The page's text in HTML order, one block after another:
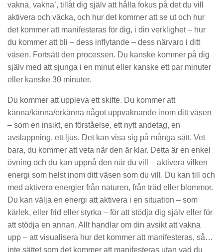
vakna, vakna’, tillåt dig själv att hålla fokus på det du vill
aktivera och väcka, och hur det kommer att se ut och hur
det kommer att manifesteras för dig, i din verklighet – hur
du kommer att bli – dess inflytande – dess närvaro i ditt
väsen. Fortsätt den processen. Du kanske kommer på dig
själv med att sjunga i en minut eller kanske ett par minuter
eller kanske 30 minuter.
Du kommer att uppleva ett skifte. Du kommer att
känna/känna/erkänna något uppvaknande inom ditt väsen
– som en insikt, en förståelse, ett nytt andetag, en
avslappning, ett ljus. Det kan visa sig på många sätt. Vet
bara, du kommer att veta när den är klar. Detta är en enkel
övning och du kan uppnå den när du vill – aktivera vilken
energi som helst inom ditt väsen som du vill. Du kan till och
med aktivera energier från naturen, från träd eller blommor.
Du kan välja en energi att aktivera i en situation – som
kärlek, eller frid eller styrka – för att stödja dig själv eller för
att stödja en annan. Allt handlar om din avsikt att vakna
upp – att visualisera hur det kommer att manifesteras, så…
inte sättet som det kommer att manifesteras utan vad du